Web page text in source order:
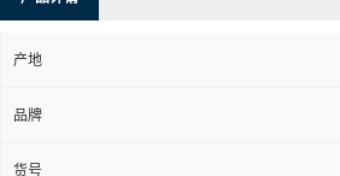
产地
品牌
货号